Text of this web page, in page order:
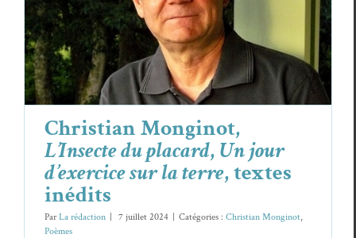
inédits
Christian Monginot Poèmes
Christian Monginot,
L’Insecte du placard,Un jour
d’exercice sur la terre, textes
inédits
ParLa rédaction 7 juillet 2024 Catégories : Christian Monginot,
Poèmes